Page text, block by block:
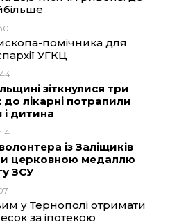
помічника для
УГКЦ
зіткнулися три
до лікарні потрапили
і дитина
із Заліщиків
церковною медаллю
ЗСУ
у Тернополі отримати
за іпотекою